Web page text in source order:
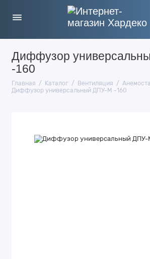
Диффузор
-160
Главная Каталог Вентиляция
Диффузор универсальный ДПУ-М -160